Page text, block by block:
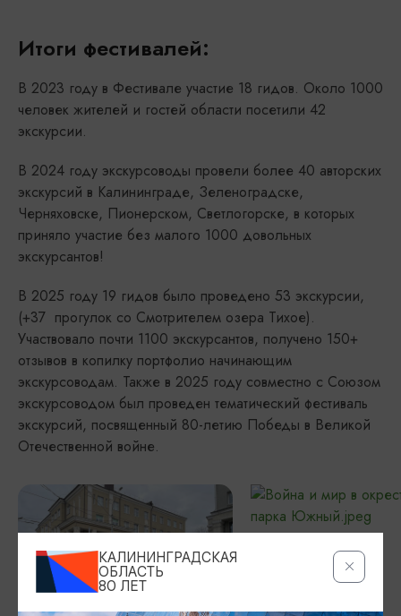
Итоги фестивалей:
В 2023 году в Фестивале участие 18 гидов. Около 1000
человек жителей и гостей области посетили 42
экскурсии.
В 2024 году экскурсоводы провели более 40 авторских
экскурсий в Калининграде, Зеленоградске,
Черняховске, Пионерском, Светлогорске, в которых
приняло участие без малого 1000 довольных
экскурсантов!
В 2025 году 19 гидов было проведено 53 экскурсии,
(+37 прогулок со Смотрителем озера Тихое).
Участвовало почти 1100 экскурсантов, получено 150+
отзывов в копилку портфолио начинающим
экскурсоводам. Также в 2025 году совместно с Союзом
экскурсоводом был проведен тематический фестиваль
экскурсий, посвященный 80-летию Победы в Великой
Отечественной войне.
КАЛИНИНГРАДСКАЯ
ОБЛАСТЬ
80 ЛЕТ